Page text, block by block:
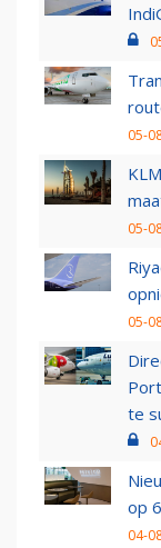
05-
05-
05-
te
op
04-